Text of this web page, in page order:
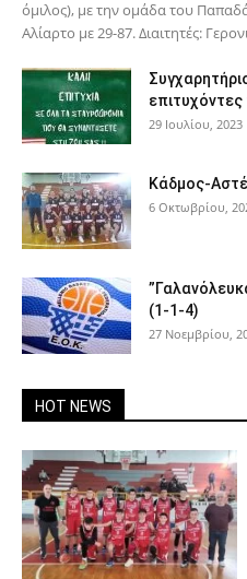
όμιλος), με την ομάδα του
Αλίαρτο με 29-87. Διαιτητές:
29 Ιουλίου, 2023
Κάδμος-
6 Οκτωβρίου,
(1-1-4)
27 Νοεμβρίου,
HOT NEWS